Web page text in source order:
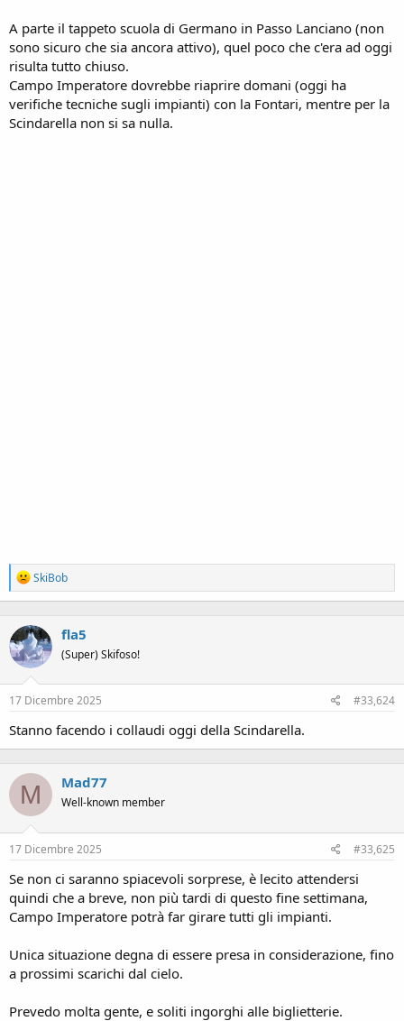
A parte il tappeto scuola di Germano in Passo Lanciano (non
sono sicuro che sia ancora attivo), quel poco che c'era ad oggi
risulta tutto chiuso.
Campo Imperatore dovrebbe riaprire domani (oggi ha
verifiche tecniche sugli impianti) con la Fontari, mentre per la
Scindarella non si sa nulla.
R
e
a
t
i
o
n
:
SkiBob
fla5
(Super) Skifoso!
17 Dicembre 2025 #33,624
Stanno facendo i collaudi oggi della Scindarella.
M Mad77
Well-known member
17 Dicembre 2025 #33,625
Se non ci saranno spiacevoli sorprese, è lecito attendersi
quindi che a breve, non più tardi di questo fine settimana,
Campo Imperatore potrà far girare tutti gli impianti.
Unica situazione degna di essere presa in considerazione, fino
a prossimi scarichi dal cielo.
Prevedo molta gente, e soliti ingorghi alle biglietterie.